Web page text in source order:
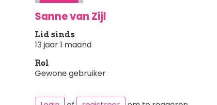
Sanne van Zijl
Lid sinds
13 jaar 1 maand
Rol
Gewone gebruiker